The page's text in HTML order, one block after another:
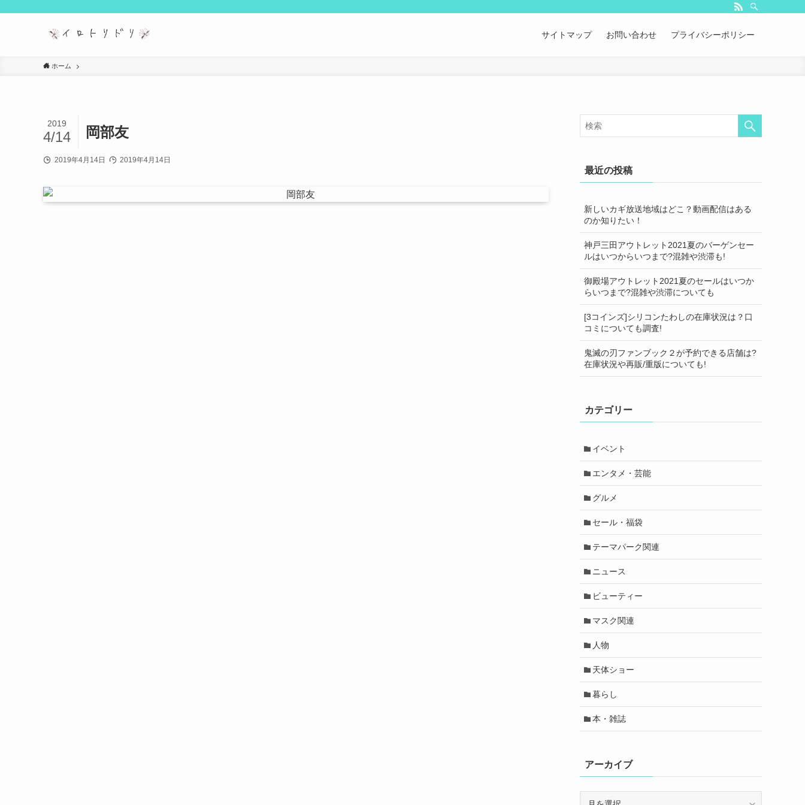
サイトマップ お問い合わせ プライバシーポリシー
ホーム
岡部友
2019
4/14
2019年4月14日 2019年4月14日
最近の投稿
新しいカギ放送地域はどこ？動画配信はある
のか知りたい！
神戸三田アウトレット2021夏のバーゲンセー
ルはいつからいつまで?混雑や渋滞も!
御殿場アウトレット2021夏のセールはいつか
らいつまで?混雑や渋滞についても
[3コインズ]シリコンたわしの在庫状況は？口
コミについても調査!
鬼滅の刃ファンブック２が予約できる店舗は?
在庫状況や再販/重版についても!
カテゴリー
イベント
エンタメ・芸能
グルメ
セール・福袋
テーマパーク関連
ニュース
ビューティー
マスク関連
人物
天体ショー
暮らし
本・雑誌
アーカイブ